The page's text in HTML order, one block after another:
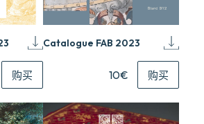
购买
Catalogue FAB 2023
10€ 购买